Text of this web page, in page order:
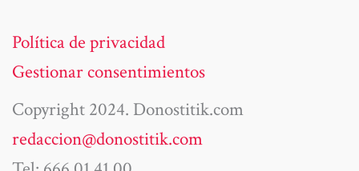
Política de privacidad
Gestionar consentimientos
Copyright 2024. Donostitik.com
redaccion@donostitik.com